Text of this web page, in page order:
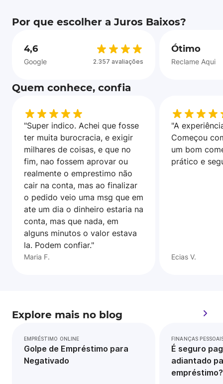
Por que escolher a Juros Baixos?
4,6
Google 2.357 avaliações
Ótimo
Reclame Aqui
Quem conhece, confia
"Super indico. Achei que fosse
ter muita burocracia, e exigir
milhares de coisas, e que no
fim, nao fossem aprovar ou
realmente o emprestimo não
cair na conta, mas ao finalizar
o pedido veio uma msg que em
ate um dia o dinheiro estaria na
conta, mas que nada, em
alguns minutos o valor estava
la. Podem confiar."
Maria F.
"A
Começou
um bom
prático e
Ecias V.
Explore mais no blog
EMPRÉSTIMO ONLINE
Golpe de Empréstimo para
Negativado
FINANÇAS
É seguro
adiantado
empréstimo?